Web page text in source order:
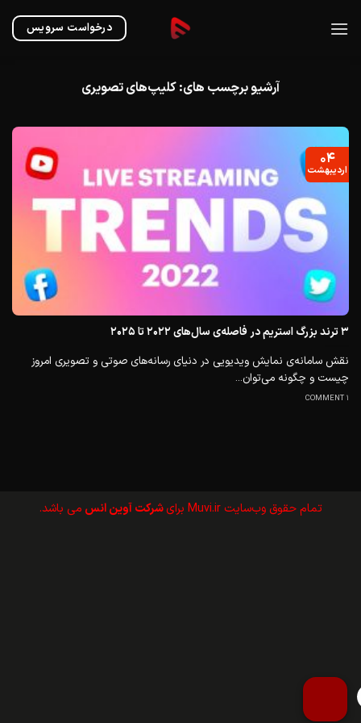
درخواست سرویس
آرشیو برچسب های:کلیپ‌های تصویری
۳ ترند بزرگ استریم در فاصله‌ی سال‌های ۲۰۲۲ تا ۲۰۲۵
نقش سامانه‌ی نمایش ویدیویی در دنیای رسانه‌های صوتی و تصویری امروز
چیست و چگونه می‌توان...
1 COMMENT
۰۴
اردیبهشت
تمام حقوق وب‌سايت Muvi.ir برای شرکت آوین انس می باشد.